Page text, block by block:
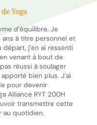
Yoga
d’équilibre. Je
à titre personnel et
départ, j’en ai ressenti
venant à bout de
réussi à soulager
bien plus. J’ai
pour devenir
Alliance RYT 200H
transmettre cette
au quotidien.